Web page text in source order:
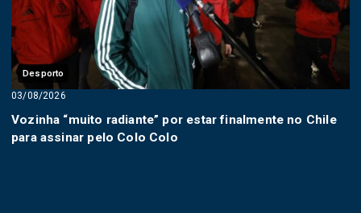
Desporto
03/08/2026
Vozinha “muito radiante” por estar finalmente no Chile
para assinar pelo Colo Colo